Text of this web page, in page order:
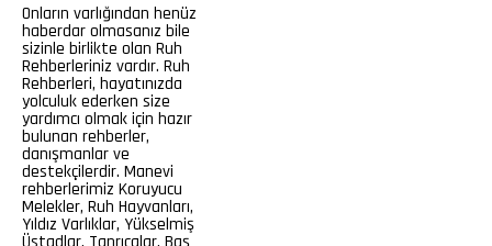
Onların varlığından henüz
haberdar olmasanız bile
sizinle birlikte olan Ruh
Rehberleriniz vardır. Ruh
Rehberleri, hayatınızda
yolculuk ederken size
yardımcı olmak için hazır
bulunan rehberler,
danışmanlar ve
destekçilerdir. Manevi
rehberlerimiz Koruyucu
Melekler, Ruh Hayvanları,
Yıldız Varlıklar, Yükselmiş